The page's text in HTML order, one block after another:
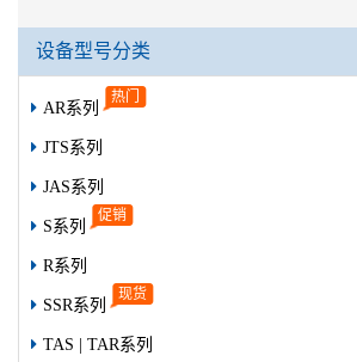
设备型号分类
AR系列
JTS系列
JAS系列
S系列
R系列
SSR系列
TAS | TAR系列